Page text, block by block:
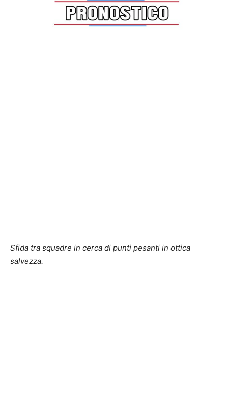
Sfida tra squadre in cerca di punti pesanti in ottica
salvezza.